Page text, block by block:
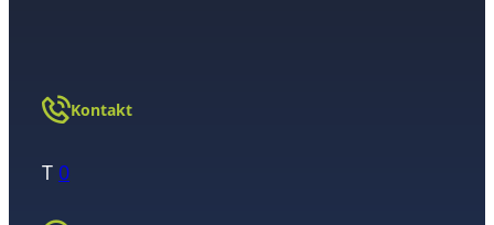
Kontakt
T 0